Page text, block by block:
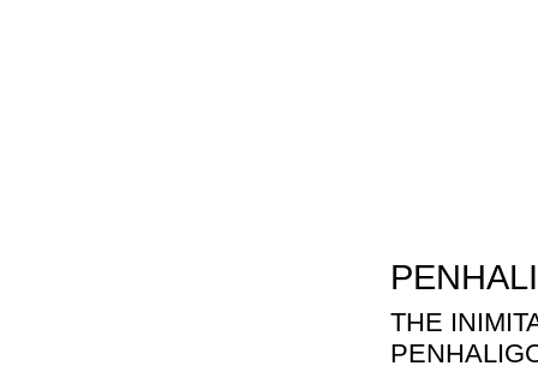
THE